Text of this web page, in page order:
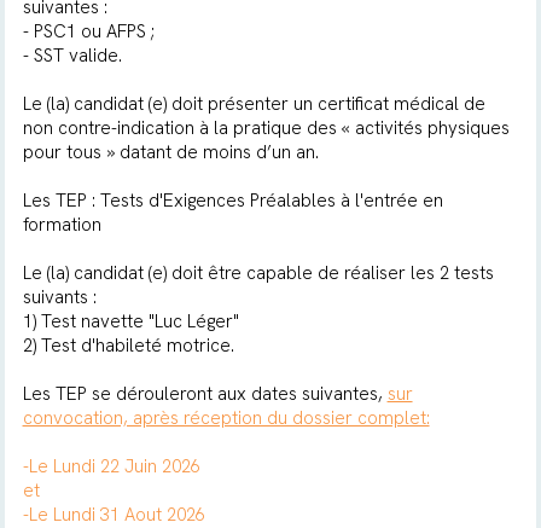
suivantes :
- PSC1 ou AFPS ;
- SST valide.
Le (la) candidat (e) doit présenter un certificat médical de
non contre-indication à la pratique des « activités physiques
pour tous » datant de moins d’un an.
Les TEP : Tests d'Exigences Préalables à l'entrée en
formation
Le (la) candidat (e) doit être capable de réaliser les 2 tests
suivants :
1) Test navette "Luc Léger"
2) Test d'habileté motrice.
Les TEP se dérouleront aux dates suivantes, sur
convocation, après réception du dossier complet:
-Le Lundi 22 Juin 2026
et
-Le Lundi 31 Aout 2026